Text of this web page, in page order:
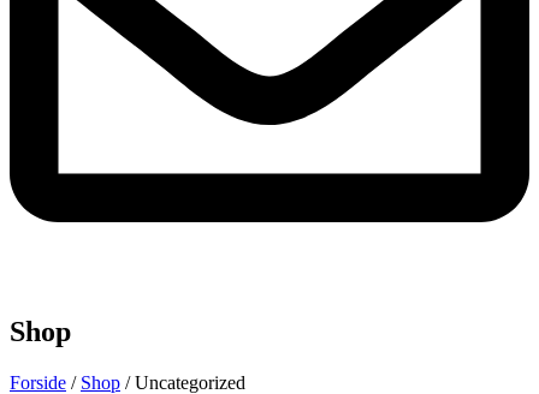
Shop
Forside / Shop / Uncategorized